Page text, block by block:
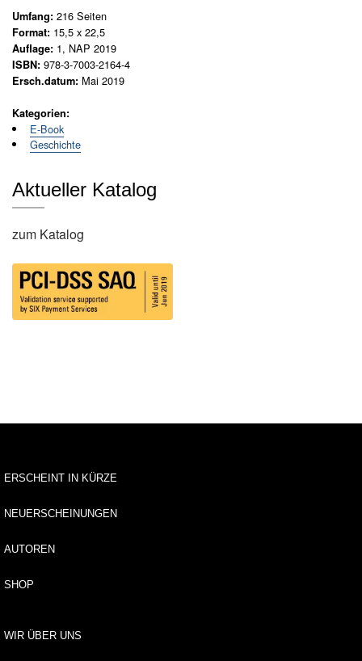
s
c
h
e
i
u
n
e
a
m
tv
e
r
it
k
B
Umfang: 216 Seiten
Format: 15,5 x 22,5
Auflage: 1, NAP 2019
ISBN: 978-3-7003-2164-4
Ersch.datum: Mai 2019
Kategorien:
E-Book
Geschichte
Aktueller Katalog
zum Katalog
ERSCHEINT IN KÜRZE
NEUERSCHEINUNGEN
AUTOREN
SHOP
WIR ÜBER UNS